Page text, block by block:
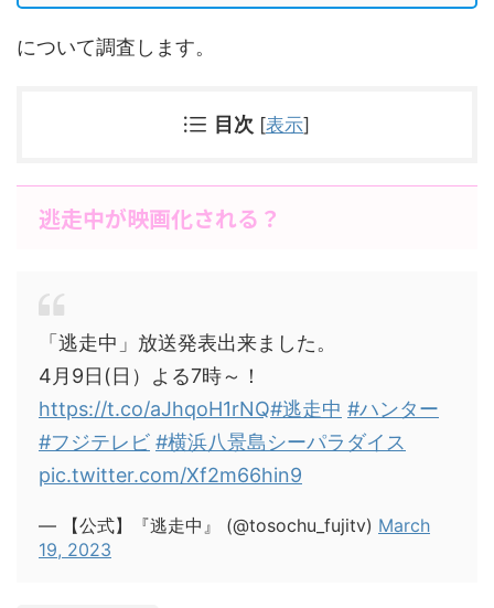
について調査します。
目次 [表示]
逃走中が映画化される？
「逃走中」放送発表出来ました。
4月9日(日）よる7時～！
https://t.co/aJhqoH1rNQ#逃走中 #ハンター
#フジテレビ #横浜八景島シーパラダイス
pic.twitter.com/Xf2m66hin9
— 【公式】『逃走中』 (@tosochu_fujitv) March
19, 2023